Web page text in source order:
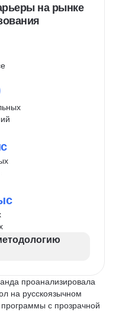
на рынке
проанализировала
на русскоязычном
с прозрачной